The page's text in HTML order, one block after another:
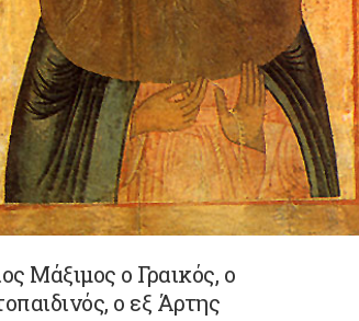
Μάξιμος ο Γραικός, ο
ο εξ Άρτης